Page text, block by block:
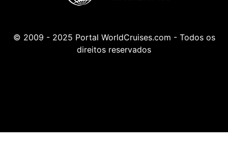
© 2009 - 2025 Portal WorldCruises.com - Todos os
direitos reservados